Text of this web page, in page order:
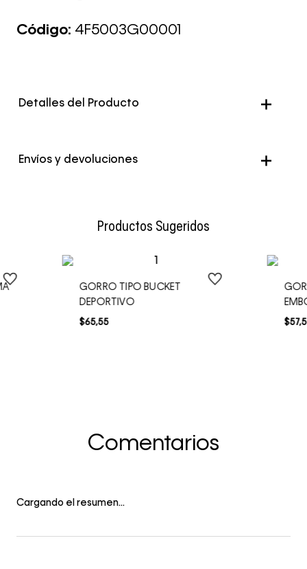
Código: 4F5003G00001
Detalles del Producto
Color Negro
Envíos y devoluciones
Productos Sugeridos
GORRO TIPO BUCKET
DEPORTIVO
$65,55 $57,
Comentarios
Cargando el resumen…